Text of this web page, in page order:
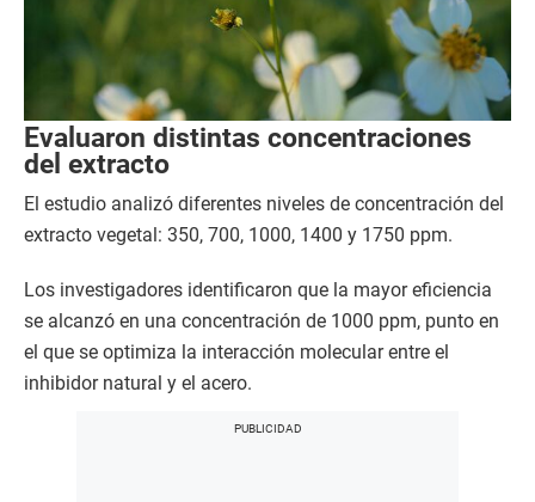
Evaluaron distintas concentraciones
del extracto
El estudio analizó diferentes niveles de concentración del
extracto vegetal: 350, 700, 1000, 1400 y 1750 ppm.
Los investigadores identificaron que la mayor eficiencia
se alcanzó en una concentración de 1000 ppm, punto en
el que se optimiza la interacción molecular entre el
inhibidor natural y el acero.